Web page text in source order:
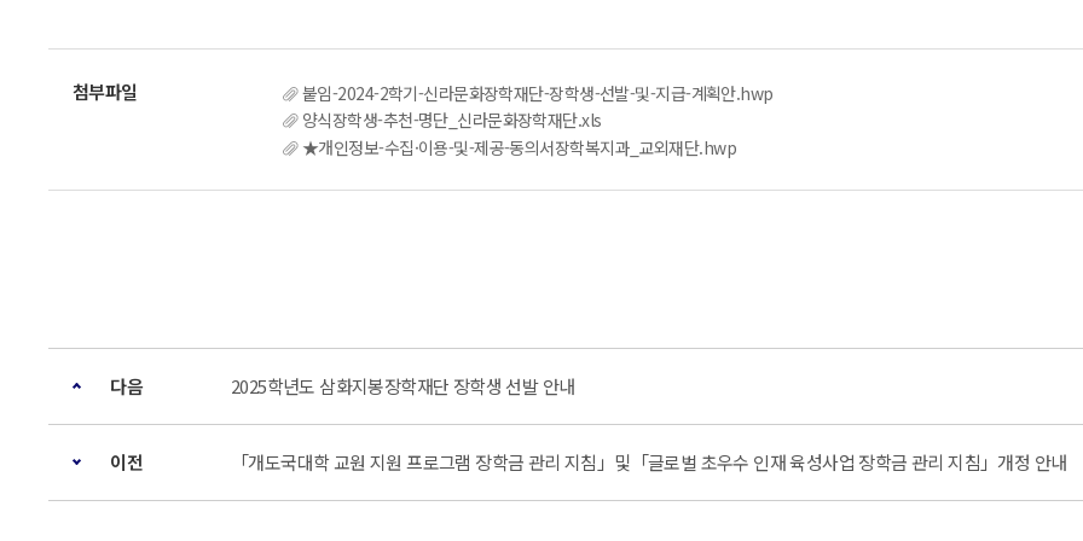
붙임-2024-2학기-신라문화장학재단-장학생-선발-및-지급-계획안.hwp
양식장학생-추천-명단_신라문화장학재단.xls
★개인정보-수집·이용-및-제공-동의서장학복지과_교외재단.hwp
다음 2025학년도 삼화지봉장학재단 장학생 선발 안내
이전 「개도국대학 교원 지원 프로그램 장학금 관리 지침」및「글로벌 초우수 인재 육성사업 장학금 관리 지침」개정 안내